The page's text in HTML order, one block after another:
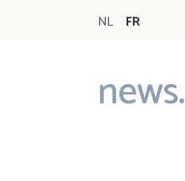
NL FR
news.
Main
navigation